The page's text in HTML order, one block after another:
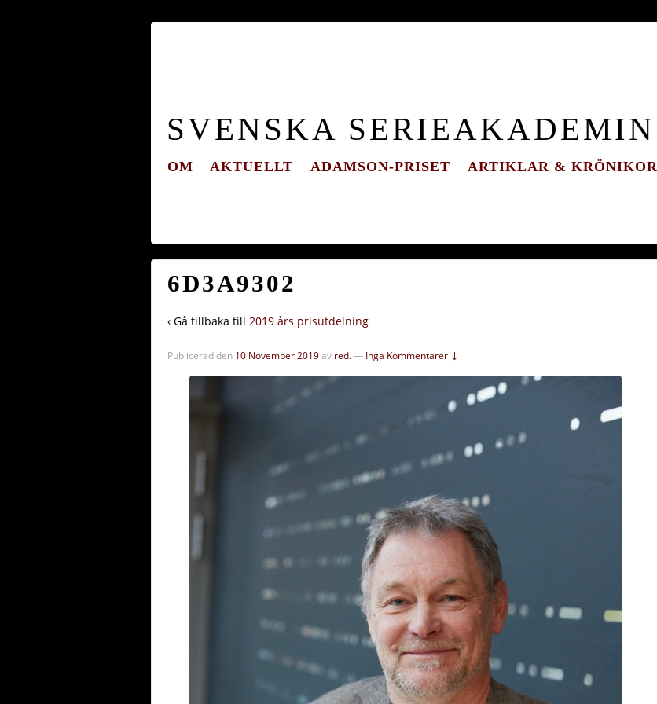
SVENSKA SERIEAKADEMIN
OM AKTUELLT ADAMSON-PRISET ARTIKLAR & KRÖNIKOR
6D3A9302
‹ Gå tillbaka till 2019 års prisutdelning
Publicerad den 10 November 2019av red.— Inga Kommentarer ↓